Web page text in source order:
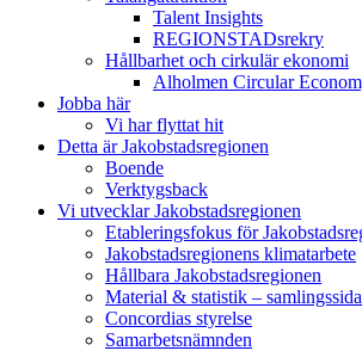
Talent Insights
REGIONSTADsrekry
Hållbarhet och cirkulär ekonomi
Alholmen Circular
Jobba här
Vi har flyttat hit
Detta är Jakobstadsregionen
Boende
Verktygsback
Vi utvecklar Jakobstadsregionen
Etableringsfokus för
Jakobstadsregionens klimatarbete
Hållbara Jakobstadsregionen
Material & statistik –
Concordias styrelse
Samarbetsnämnden